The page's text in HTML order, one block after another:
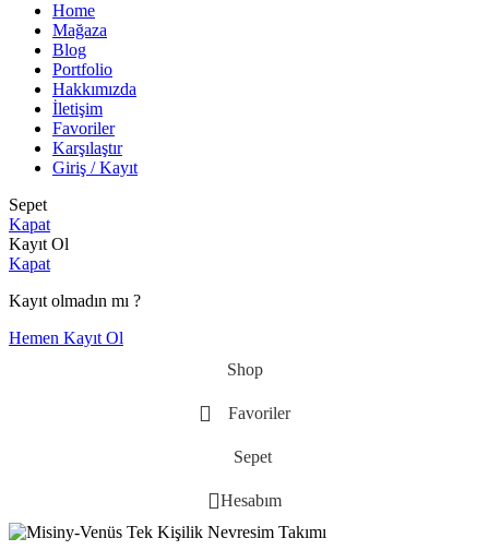
Home
Mağaza
Blog
Portfolio
Hakkımızda
İletişim
Favoriler
Karşılaştır
Giriş / Kayıt
Sepet
Kapat
Kayıt Ol
Kapat
Kayıt olmadın mı ?
Hemen Kayıt Ol
Shop
Favoriler
Sepet
Hesabım